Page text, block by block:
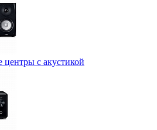
с акустикой